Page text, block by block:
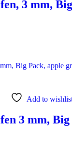
3 mm,
Add to
3 mm, Big